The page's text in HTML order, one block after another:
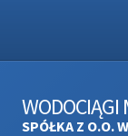
WODOCIĄGI
SPÓŁKA Z O.O.